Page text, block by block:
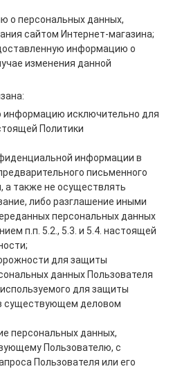
о персональных данных,
сайтом Интернет-магазина;
информацию о
изменения данной
информацию исключительно для
Политики
информации в
письменного
а также не осуществлять
либо разглашение иными
персональных данных
п.п. 5.2., 5.3. и 5.4. настоящей
для защиты
данных Пользователя
для защиты
существующем деловом
персональных данных,
Пользователю, с
Пользователя или его